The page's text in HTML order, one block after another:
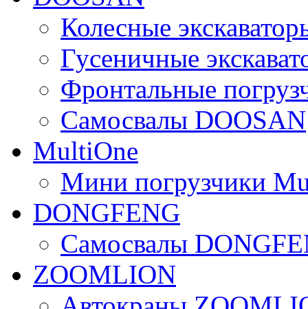
Колесные
Гусеничные
Фронтальные
Самосвалы DOOSAN
MultiOne
Мини погрузчики
DONGFENG
Самосвалы
ZOOMLION